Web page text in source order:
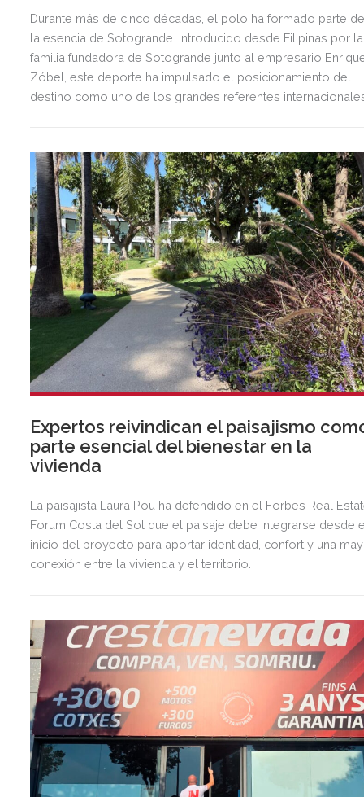
Durante más de cinco décadas, el polo ha formado parte
la esencia de Sotogrande. Introducido desde Filipinas por la
familia fundadora de Sotogrande junto al empresario
Zóbel, este deporte ha impulsado el posicionamiento del
destino como uno de los grandes referentes
exclusiva agenda social.
Expertos reivindican el paisajismo
parte esencial del bienestar en la
vivienda
La paisajista Laura Pou ha defendido en el Forbes Real
Forum Costa del Sol que el paisaje debe integrarse desde
inicio del proyecto para aportar identidad, confort y una
conexión entre la vivienda y el territorio.